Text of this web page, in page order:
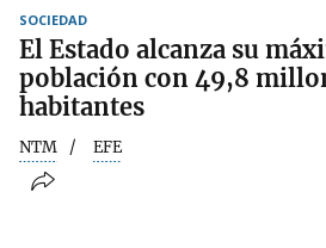
SOCIEDAD
El Estado alcanza su
población con 49,8
habitantes
NTM EFE